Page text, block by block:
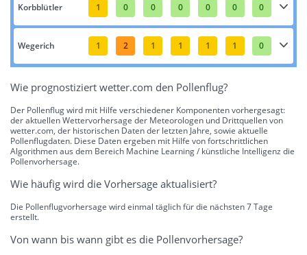
Korbblütler 1 0 0 0 0 0 0
Wegerich 1 2 1 1 1 1 0
Wie prognostiziert wetter.com den Pollenflug?
Der Pollenflug wird mit Hilfe verschiedener Komponenten vorhergesagt:
der aktuellen Wettervorhersage der Meteorologen und Drittquellen von
wetter.com, der historischen Daten der letzten Jahre, sowie aktuelle
Pollenflugdaten. Diese Daten ergeben mit Hilfe von fortschrittlichen
Algorithmen aus dem Bereich Machine Learning / künstliche Intelligenz die
Pollenvorhersage.
Wie häufig wird die Vorhersage aktualisiert?
Die Pollenflugvorhersage wird einmal täglich für die nächsten 7 Tage
erstellt.
Von wann bis wann gibt es die Pollenvorhersage?